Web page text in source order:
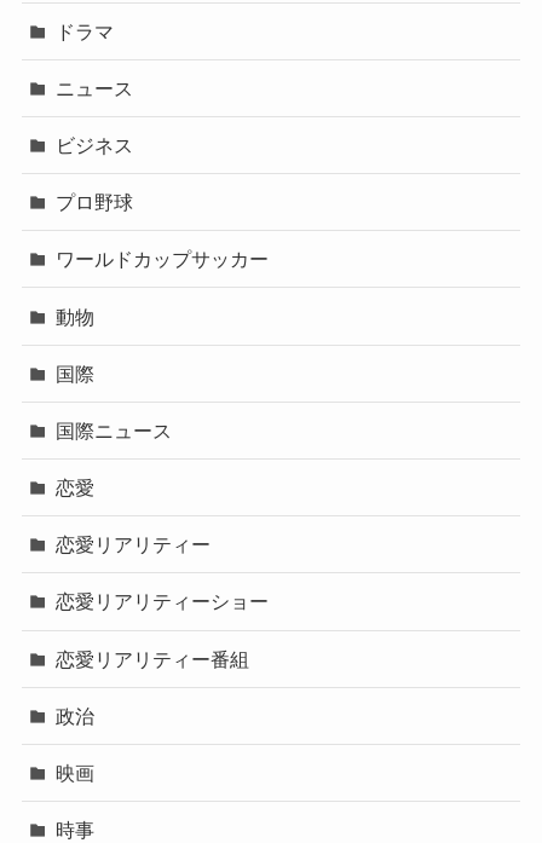
ドラマ
ニュース
ビジネス
プロ野球
ワールドカップサッカー
動物
国際
国際ニュース
恋愛
恋愛リアリティー
恋愛リアリティーショー
恋愛リアリティー番組
政治
映画
時事